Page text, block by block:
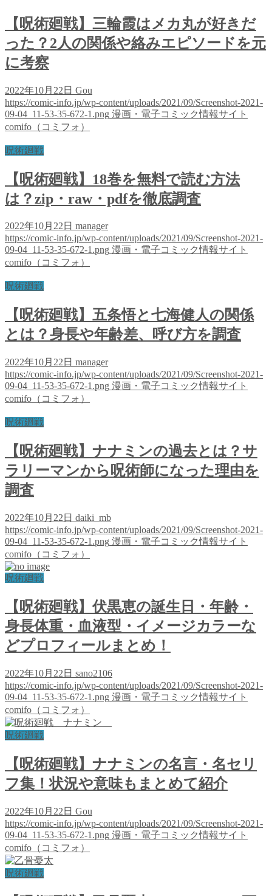
【呪術廻戦】三輪霞はメカ丸が好きだ
った？2人の関係や絡みエピソードを元
に考察
2022年10月22日 Gou
https://comic-info.jp/wp-content/uploads/2021/09/Screenshot-2021-
09-04_11-53-35-672-1.png 漫画・電子コミック情報サイト
comifo（コミフォ）
呪術廻戦
【呪術廻戦】18巻を無料で読む方法
は？zip・raw・pdfを徹底調査
2022年10月22日 manager
https://comic-info.jp/wp-content/uploads/2021/09/Screenshot-2021-
09-04_11-53-35-672-1.png 漫画・電子コミック情報サイト
comifo（コミフォ）
呪術廻戦
【呪術廻戦】五条悟と七海健人の関係
とは？身長や年齢差、呼び方を調査
2022年10月22日 manager
https://comic-info.jp/wp-content/uploads/2021/09/Screenshot-2021-
09-04_11-53-35-672-1.png 漫画・電子コミック情報サイト
comifo（コミフォ）
呪術廻戦
【呪術廻戦】ナナミンの過去とは？サ
ラリーマンから呪術師になった理由を
調査
2022年10月22日 daiki_mb
https://comic-info.jp/wp-content/uploads/2021/09/Screenshot-2021-
09-04_11-53-35-672-1.png 漫画・電子コミック情報サイト
comifo（コミフォ）
呪術廻戦
【呪術廻戦】伏黒恵の誕生日・年齢・
身長体重・血液型・イメージカラーな
どプロフィールまとめ！
2022年10月22日 sano2106
https://comic-info.jp/wp-content/uploads/2021/09/Screenshot-2021-
09-04_11-53-35-672-1.png 漫画・電子コミック情報サイト
comifo（コミフォ）
呪術廻戦
【呪術廻戦】ナナミンの名言・名セリ
フ集！状況や意味もまとめて紹介
2022年10月22日 Gou
https://comic-info.jp/wp-content/uploads/2021/09/Screenshot-2021-
09-04_11-53-35-672-1.png 漫画・電子コミック情報サイト
comifo（コミフォ）
呪術廻戦